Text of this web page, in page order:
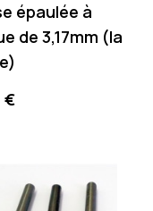
épaulée à
de 3,17mm (la
€